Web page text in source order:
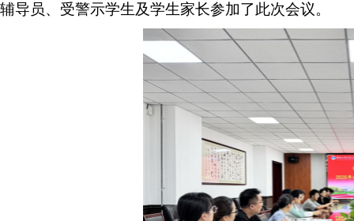
辅导员、受警示学生及学生家长参加了此次会议。